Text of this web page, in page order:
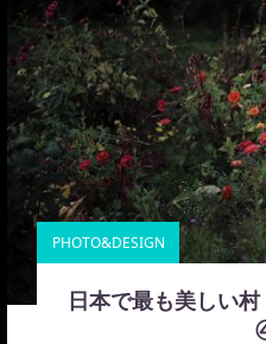
PHOTO&DESIGN
日本で最も美しい